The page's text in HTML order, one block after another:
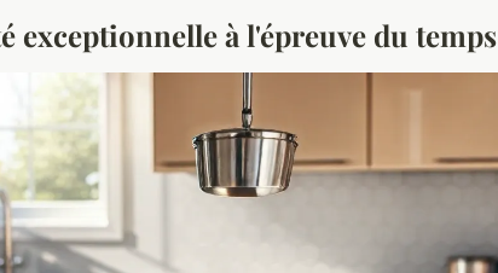
exceptionnelle à l'épreuve du temps